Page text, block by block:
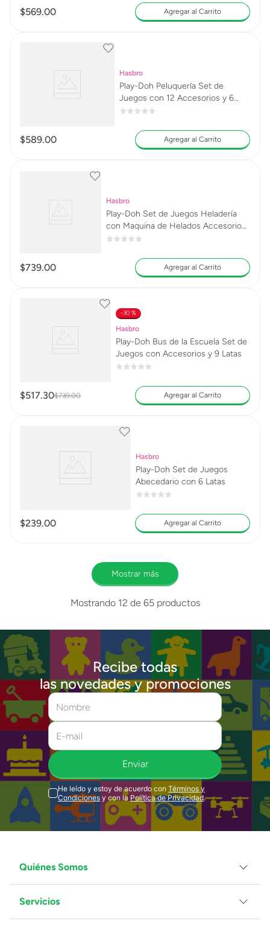
$569.00 Agregar al Carrito
Hasbro
Play-Doh Peluquería Set de
Juegos con 12 Accesorios y 6
Latas
$589.00 Agregar al Carrito
Hasbro
Play-Doh Set de Juegos Heladería
con Maquina de Helados Accesorios
y 5 Latas
$739.00 Agregar al Carrito
30 %
Hasbro
Play-Doh Bus de la Escuela Set de
Juegos con Accesorios y 9 Latas
$517.30$739.00 Agregar al Carrito
Hasbro
Play-Doh Set de Juegos
Abecedario con 6 Latas
$239.00 Agregar al Carrito
Mostrar más
Mostrando 12 de 65productos
Recibe todas
las novedades y promociones
Enviar
He leído y estoy de acuerdo con Términos y
Condiciones y con la Política de Privacidad.
Quiénes Somos
Grupo Juguetron
Localiza tu tienda
Servicios